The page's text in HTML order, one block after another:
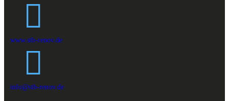
www.stb-renov.de
info@stb-renov.de